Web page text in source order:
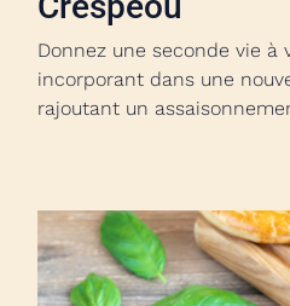
Donnez une seconde vie à
incorporant dans une
rajoutant un